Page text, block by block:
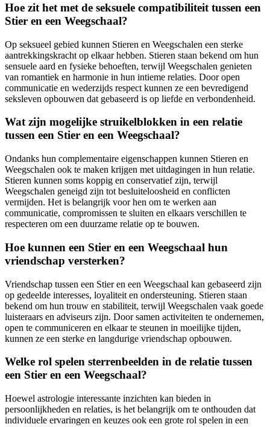
Hoe zit het met de seksuele compatibiliteit tussen een
Stier en een Weegschaal?
Op seksueel gebied kunnen Stieren en Weegschalen een sterke
aantrekkingskracht op elkaar hebben. Stieren staan bekend om hun
sensuele aard en fysieke behoeften, terwijl Weegschalen genieten
van romantiek en harmonie in hun intieme relaties. Door open
communicatie en wederzijds respect kunnen ze een bevredigend
seksleven opbouwen dat gebaseerd is op liefde en verbondenheid.
Wat zijn mogelijke struikelblokken in een relatie
tussen een Stier en een Weegschaal?
Ondanks hun complementaire eigenschappen kunnen Stieren en
Weegschalen ook te maken krijgen met uitdagingen in hun relatie.
Stieren kunnen soms koppig en conservatief zijn, terwijl
Weegschalen geneigd zijn tot besluiteloosheid en conflicten
vermijden. Het is belangrijk voor hen om te werken aan
communicatie, compromissen te sluiten en elkaars verschillen te
respecteren om een duurzame relatie op te bouwen.
Hoe kunnen een Stier en een Weegschaal hun
vriendschap versterken?
Vriendschap tussen een Stier en een Weegschaal kan gebaseerd zijn
op gedeelde interesses, loyaliteit en ondersteuning. Stieren staan
bekend om hun trouw en stabiliteit, terwijl Weegschalen vaak goede
luisteraars en adviseurs zijn. Door samen activiteiten te ondernemen,
open te communiceren en elkaar te steunen in moeilijke tijden,
kunnen ze een sterke en langdurige vriendschap opbouwen.
Welke rol spelen sterrenbeelden in de relatie tussen
een Stier en een Weegschaal?
Hoewel astrologie interessante inzichten kan bieden in
persoonlijkheden en relaties, is het belangrijk om te onthouden dat
individuele ervaringen en keuzes ook een grote rol spelen in een